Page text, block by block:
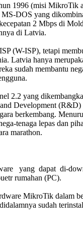
1996 (misi MikroTik
DOS yang
2 Mbps di
di Latvia.
(W-ISP), tetapi
Latvia hanya
sudah membantu
2.2 yang
and Development
berkembang.
tenaga lepas dan
marathon.
yang dapat di-
rumahan (PC).
MikroTik dalam
sudah